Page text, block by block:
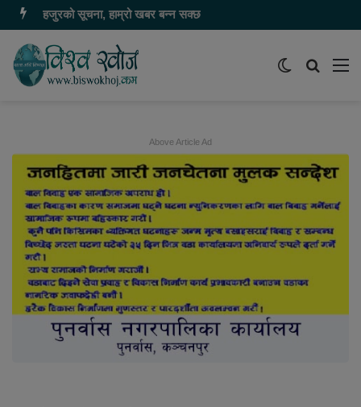
हजुरको सूचना, हाम्रो खबर बन्न सक्छ
समाचार
Switch
Above Article Ad